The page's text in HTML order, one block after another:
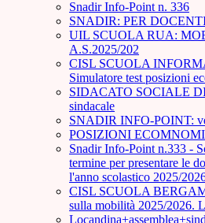
Snadir Info-Point n. 336
SNADIR: PER
UIL SCUOLA RUA:
A.S.2025/202
CISL SCUOLA
Simulatore test posizioni
SIDACATO SOCIALE
sindacale
SNADIR INFO-POINT:
POSIZIONI
Snadir Info-Point n.333 -
termine per presentare le
l'anno scolastico 2025/
CISL SCUOLA
sulla mobilità 2025/2026.